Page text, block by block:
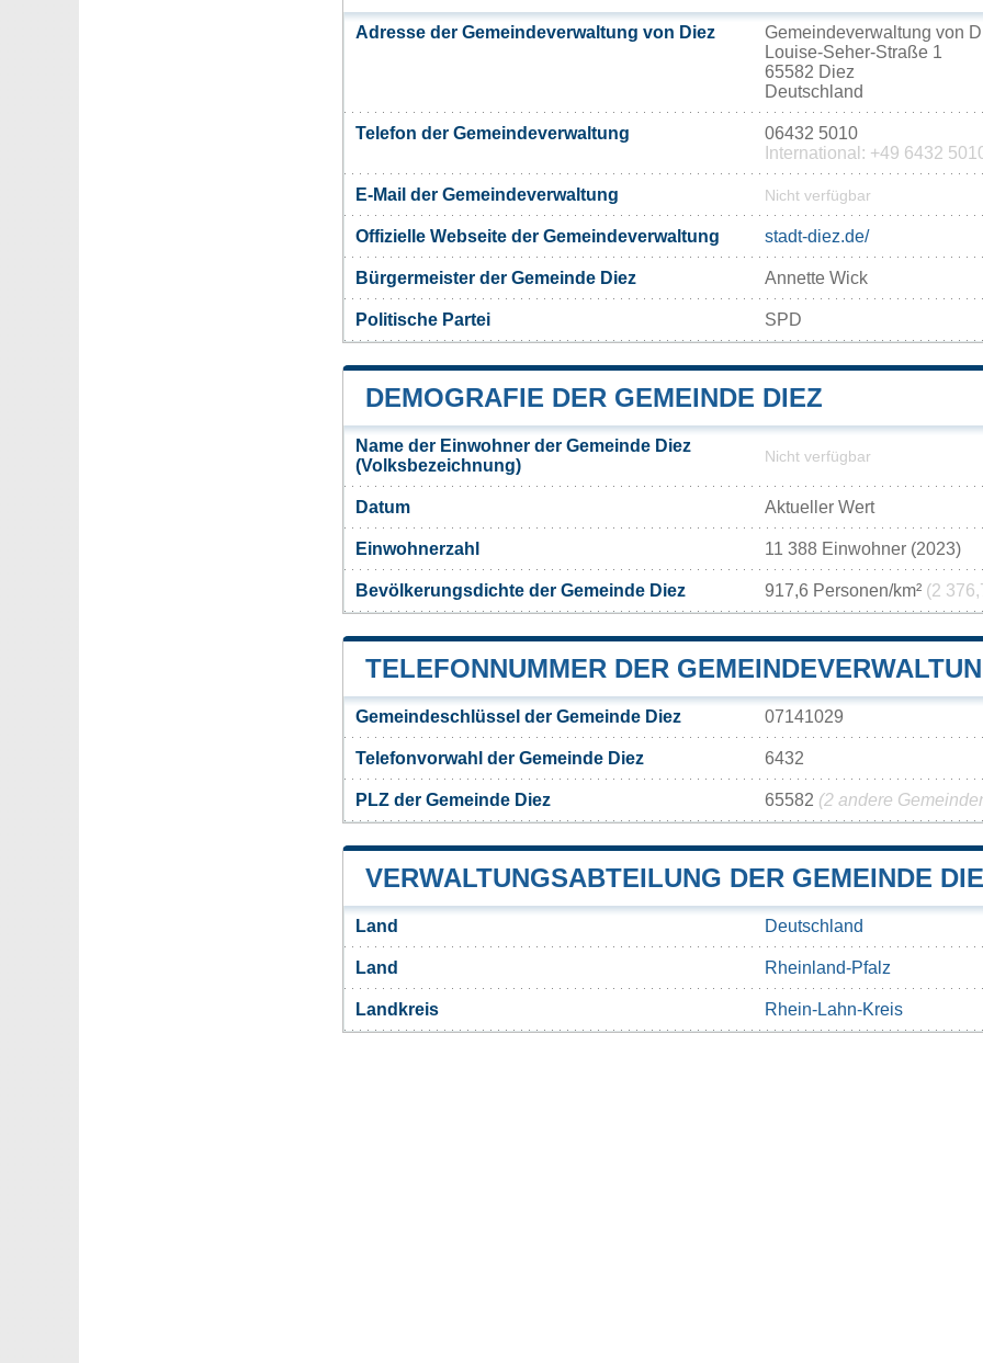
Adresse der Gemeindeverwaltung von Diez
Gemeindeverwaltung von
Louise-Seher-Straße 1
65582 Diez
Deutschland
Telefon der Gemeindeverwaltung
06432 5010
International: +49 6432
E-Mail der Gemeindeverwaltung Nicht verfügbar
Offizielle Webseite der Gemeindeverwaltung stadt-diez.de/
Bürgermeister der Gemeinde Diez Annette Wick
Politische Partei SPD
DEMOGRAFIE DER GEMEINDE DIEZ
Name der Einwohner der Gemeinde Diez
(Volksbezeichnung)
Nicht verfügbar
Datum Aktueller Wert
Einwohnerzahl 11 388 Einwohner (2023)
Bevölkerungsdichte der Gemeinde Diez 917,6 Personen/km² (2
TELEFONNUMMER DER
Gemeindeschlüssel der Gemeinde Diez 07141029
Telefonvorwahl der Gemeinde Diez 6432
PLZ der Gemeinde Diez 65582 (2 andere
VERWALTUNGSABTEILUNG DER GEMEINDE
Land Deutschland
Land Rheinland-Pfalz
Landkreis Rhein-Lahn-Kreis